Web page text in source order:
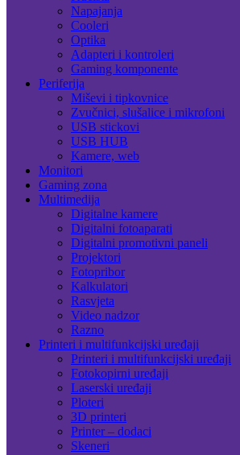
Napajanja
Cooleri
Optika
Adapteri i kontroleri
Gaming komponente
Periferija
Miševi i tipkovnice
Zvučnici, slušalice i mikrofoni
USB stickovi
USB HUB
Kamere, web
Monitori
Gaming zona
Multimedija
Digitalne kamere
Digitalni fotoaparati
Digitalni promotivni paneli
Projektori
Fotopribor
Kalkulatori
Rasvjeta
Video nadzor
Razno
Printeri i multifunkcijski uređaji
Printeri i multifunkcijski uređaji
Fotokopirni uređaji
Laserski uređaji
Ploteri
3D printeri
Printer – dodaci
Skeneri